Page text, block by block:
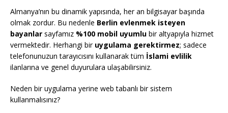
Almanya’nın bu dinamik yapısında, her an bilgisayar başında
olmak zordur. Bu nedenle Berlin evlenmek isteyen
bayanlar sayfamız %100 mobil uyumlu bir altyapıyla hizmet
vermektedir. Herhangi bir uygulama gerektirmez; sadece
telefonunuzun tarayıcısını kullanarak tüm İslami evlilik
ilanlarına ve genel duyurulara ulaşabilirsiniz.
Neden bir uygulama yerine web tabanlı bir sistem
kullanmalısınız?